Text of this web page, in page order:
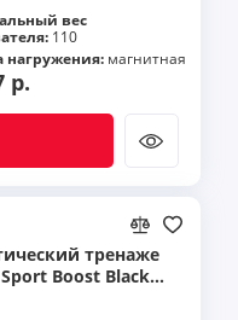
вес
110
нагружения: магнитная
р.
тренаже
Boost Black 1